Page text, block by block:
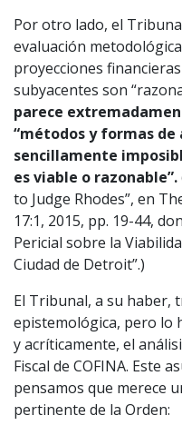
Por otro lado, el
evaluación
proyecciones
subyacentes son
parece
“métodos y formas de
sencillamente
es viable o razonable”.
to Judge Rhodes”, en
17:1, 2015, pp. 19-44,
Pericial sobre la
Ciudad de Detroit”.)
El Tribunal, a su haber,
epistemológica, pero lo
y acríticamente, el
Fiscal de COFINA. Este
pensamos que merece
pertinente de la Orden: